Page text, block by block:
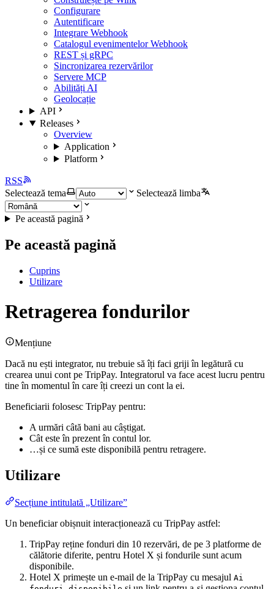
Configurare
Autentificare
Integrare Webhook
Catalogul evenimentelor Webhook
REST și gRPC
Sincronizarea rezervărilor
Servere MCP
Abilități AI
Geolocație
API
Releases
Overview
Application
Platform
RSS
Selectează tema
Selectează limba
Pe această pagină
Pe această pagină
Cuprins
Utilizare
Retragerea fondurilor
Mențiune
Dacă nu ești integrator, nu trebuie să îți faci griji în legătură cu
crearea unui cont pe TripPay. Integratorul va face acest lucru pentru
tine în momentul în care îți creezi un cont la ei.
Beneficiarii folosesc TripPay pentru:
A urmări câtă bani au câștigat.
Cât este în prezent în contul lor.
…și ce sumă este disponibilă pentru retragere.
Utilizare
Secțiune intitulată „Utilizare”
Un beneficiar obișnuit interacționează cu TripPay astfel:
TripPay reține fonduri din 10 rezervări, de pe 3 platforme de
călătorie diferite, pentru Hotel X și fondurile sunt acum
disponibile.
Hotel X primește un e-mail de la TripPay cu mesajul Ai